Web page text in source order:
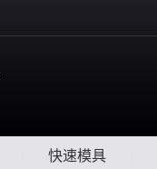
快速模具